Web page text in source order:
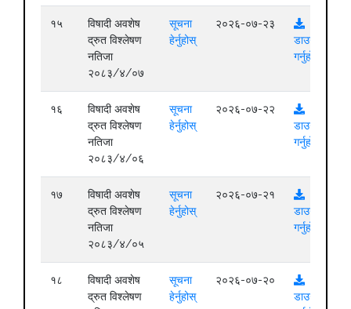
१५
विषादी अवशेष
द्रुत विश्लेषण
नतिजा
२०८३/४/०७
सूचना
हेर्नुहोस्
२०२६-०७-२३
डाउनलोड
गर्नुहोस्
१६
विषादी अवशेष
द्रुत विश्लेषण
नतिजा
२०८३/४/०६
सूचना
हेर्नुहोस्
२०२६-०७-२२
डाउनलोड
गर्नुहोस्
१७
विषादी अवशेष
द्रुत विश्लेषण
नतिजा
२०८३/४/०५
सूचना
हेर्नुहोस्
२०२६-०७-२१
डाउनलोड
गर्नुहोस्
१८
विषादी अवशेष
द्रुत विश्लेषण
सूचना
हेर्नुहोस्
२०२६-०७-२०
डाउनलोड